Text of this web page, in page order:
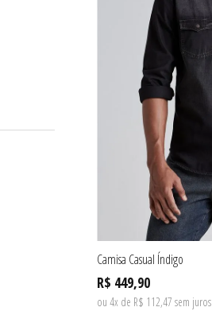
Camisa Casual Índigo
R$ 449,90
ou 4x de R$ 112,47 sem juros